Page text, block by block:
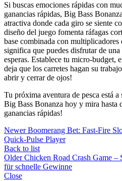
Si buscas emociones rápidas con
ganancias rápidas, Big Bass
atractiva donde cada giro se siente
diseño del juego fomenta ráfagas
base combinada con
significa que puedes disfrutar de
esperas. Establece tu micro‑budget,
deja que los carretes hagan su
abrir y cerrar de ojos!
Tu próxima aventura de pesca está
Big Bass Bonanza hoy y mira hasta
ganancias rápidas!
Newer Boomerang Bet: Fast‑Fire
Quick‑Pulse Player
Back to list
Older Chicken Road Crash Game
für schnelle Gewinne
Close